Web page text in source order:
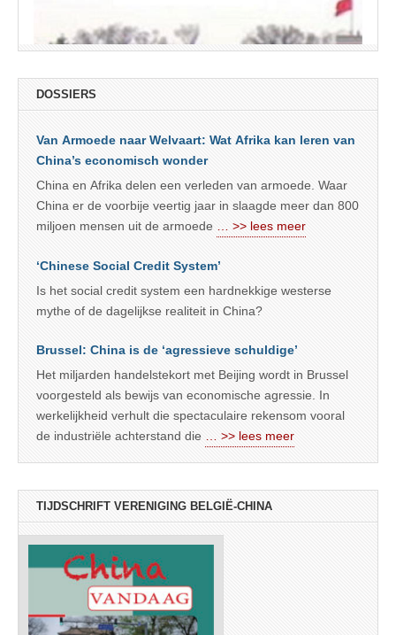
DOSSIERS
Van Armoede naar Welvaart: Wat Afrika kan leren van
China’s economisch wonder
China en Afrika delen een verleden van armoede. Waar
China er de voorbije veertig jaar in slaagde meer dan 800
miljoen mensen uit de armoede … >> lees meer
‘Chinese Social Credit System’
Is het social credit system een hardnekkige westerse
mythe of de dagelijkse realiteit in China?
Brussel: China is de ‘agressieve schuldige’
Het miljarden handelstekort met Beijing wordt in Brussel
voorgesteld als bewijs van economische agressie. In
werkelijkheid verhult die spectaculaire rekensom vooral
de industriële achterstand die … >> lees meer
TIJDSCHRIFT VERENIGING BELGIË-CHINA